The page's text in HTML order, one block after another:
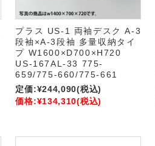
プラス US-1 両袖デスク A-3
段袖×A-3段袖 多量収納タイ
プ W1600×D700×H720
US-167AL-33 775-
659/775-660/775-661
定価:¥244,090(税込)
価格:¥134,310(税込)